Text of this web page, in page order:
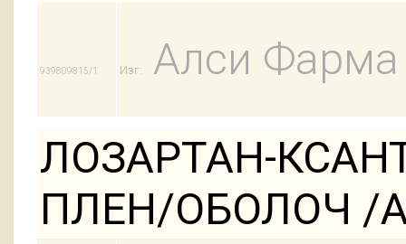
939809815/1 Изг:
Алси
ЛОЗАРТАН-
ПЛЕН/ОБОЛОЧ /